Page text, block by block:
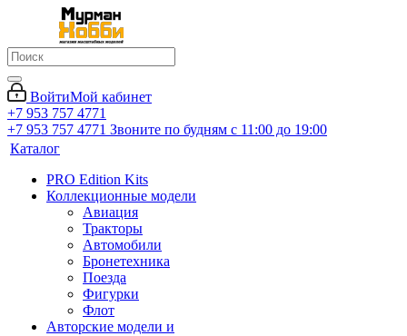
ВойтиМой кабинет
+7 953 757 4771
+7 953 757 4771 Звоните по будням с 11:00 до 19:00
Каталог
PRO Edition Kits
Коллекционные модели
Авиация
Тракторы
Автомобили
Бронетехника
Поезда
Фигурки
Флот
Авторские модели и